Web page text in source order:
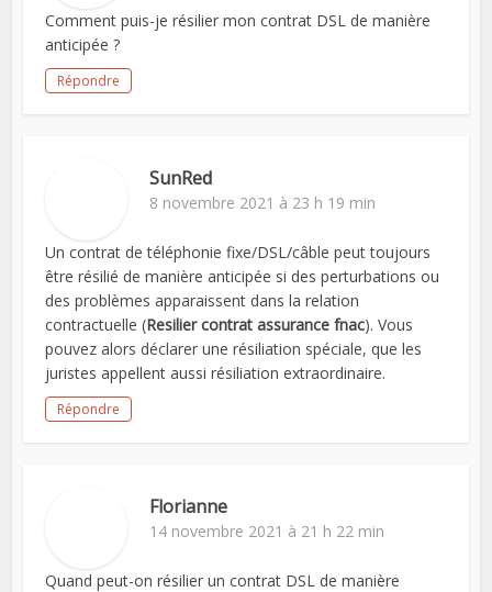
Comment puis-je résilier mon contrat DSL de manière
anticipée ?
Répondre
SunRed
8 novembre 2021 à 23 h 19 min
Un contrat de téléphonie fixe/DSL/câble peut toujours
être résilié de manière anticipée si des perturbations ou
des problèmes apparaissent dans la relation
contractuelle (Resilier contrat assurance fnac). Vous
pouvez alors déclarer une résiliation spéciale, que les
juristes appellent aussi résiliation extraordinaire.
Répondre
Florianne
14 novembre 2021 à 21 h 22 min
Quand peut-on résilier un contrat DSL de manière